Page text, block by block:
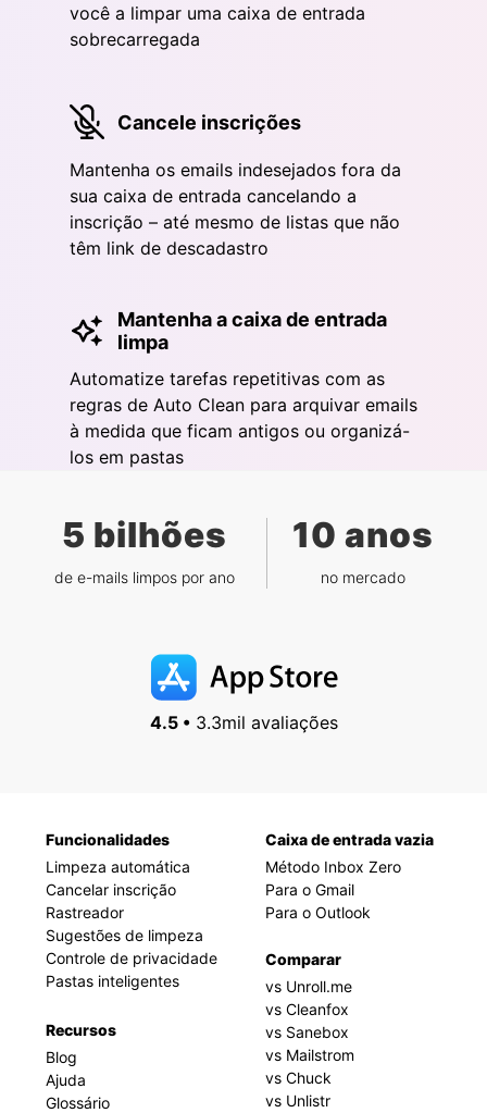
você a limpar uma caixa de entrada
sobrecarregada
Cancele inscrições
Mantenha os emails indesejados fora da
sua caixa de entrada cancelando a
inscrição – até mesmo de listas que não
têm link de descadastro
Mantenha a caixa de entrada
limpa
Automatize tarefas repetitivas com as
regras de Auto Clean para arquivar emails
à medida que ficam antigos ou organizá-
los em pastas
5 bilhões
de e-mails limpos por ano
10 anos
no mercado
4.5 •3.3mil avaliações
Funcionalidades
Limpeza automática
Cancelar inscrição
Rastreador
Sugestões de limpeza
Controle de privacidade
Pastas inteligentes
Recursos
Blog
Ajuda
Glossário
Caixa de entrada vazia
Método Inbox Zero
Para o Gmail
Para o Outlook
Comparar
vs Unroll.me
vs Cleanfox
vs Sanebox
vs Mailstrom
vs Chuck
vs Unlistr